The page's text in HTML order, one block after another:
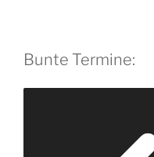
Bunte Termine: